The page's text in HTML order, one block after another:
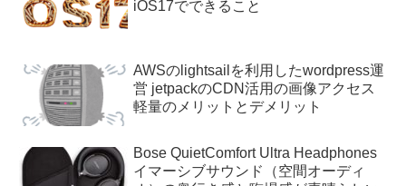
iOS17でできること
AWSのlightsailを利用したwordpress運
営 jetpackのCDN活用の画像アクセス
軽量のメリットとデメリット
Bose QuietComfort Ultra Headphones
イマーシブサウンド（空間オーディ